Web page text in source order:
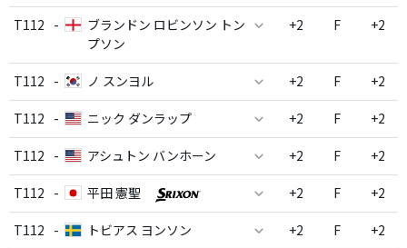
T112 -
ブランドン ロビンソン トン
プソン
+2 F +2
T112 - ノ スンヨル +2 F +2
T112 - ニック ダンラップ +2 F +2
T112 - アシュトン バンホーン +2 F +2
T112 - 平田 憲聖 +2 F +2
T112 - トビアス ヨンソン +2 F +2